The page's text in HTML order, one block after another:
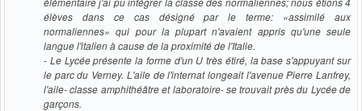
élèves dans ce cas désigné par le terme: «assimilé aux
normaliennes» qui pour la plupart n'avaient appris qu'une seule
langue l'italien à cause de la proximité de l'Italie.
- Le Lycée présente la forme d'un U très étiré, la base s'appuyant sur
le parc du Verney. L'aile de l'internat longeait l'avenue Pierre Lanfrey,
l'aile- classe amphithéâtre et laboratoire- se trouvait près du Lycée de
garçons.